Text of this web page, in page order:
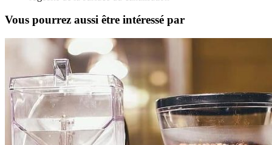
Vous pourrez aussi être intéressé par